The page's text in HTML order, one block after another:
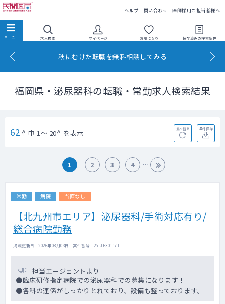
ヘルプ 問い合わせ 医師採用ご担当者様へ
求人検索 マイページ お気に入り 保存済みの検索条件
秋にむけた転職を無料相談してみる
福岡県・泌尿器科の転職・常勤求人検索結果
62 件中 1～ 20件を表示 並べ替え 条件保存
1 2 3 4
常勤 病院 当直なし
【北九州市エリア】泌尿器科/手術対応有り/
総合病院勤務
掲載更新日 : 2026年08月03日 案件番号 : 25-JF301171
担当エージェントより
●臨床研修指定病院での泌尿器科での募集になります！
●各科の連係がしっかりとれており、設備も整っております。